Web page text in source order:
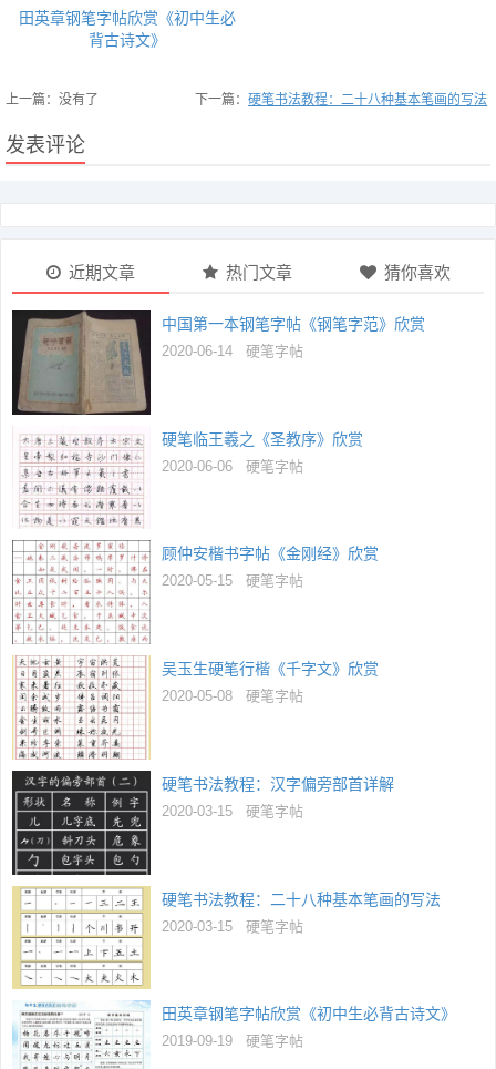
田英章钢笔字帖欣赏《初中生必
背古诗文》
上一篇：没有了 下一篇： 硬笔书法教程：二十八种基本笔画的写法
发表评论
近期文章 热门文章 猜你喜欢
中国第一本钢笔字帖《钢笔字范》欣赏
2020-06-14 硬笔字帖
硬笔临王羲之《圣教序》欣赏
2020-06-06 硬笔字帖
顾仲安楷书字帖《金刚经》欣赏
2020-05-15 硬笔字帖
吴玉生硬笔行楷《千字文》欣赏
2020-05-08 硬笔字帖
硬笔书法教程：汉字偏旁部首详解
2020-03-15 硬笔字帖
硬笔书法教程：二十八种基本笔画的写法
2020-03-15 硬笔字帖
田英章钢笔字帖欣赏《初中生必背古诗文》
2019-09-19 硬笔字帖